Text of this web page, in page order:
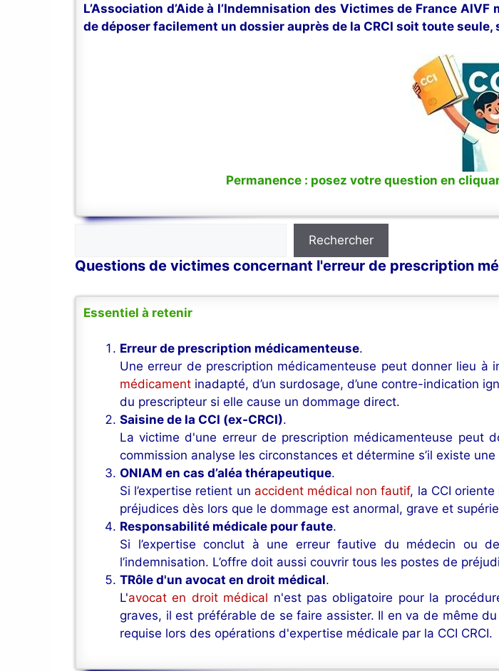
L’Association d’Aide à l’Indemnisation des Victimes de France
de déposer facilement un dossier auprès de la CRCI soit toute
Permanence : posez votre question en
Rechercher
Questions de victimes concernant l'erreur de prescription
Essentiel à retenir
Erreur de prescription médicamenteuse.
Une erreur de prescription médicamenteuse peut donner lieu à
médicament inadapté, d’un surdosage, d’une contre-indication
du prescripteur si elle cause un dommage direct.
Saisine de la CCI (ex-CRCI).
La victime d'une erreur de prescription médicamenteuse peut
commission analyse les circonstances et détermine s’il existe
ONIAM en cas d’aléa thérapeutique.
Si l’expertise retient un accident médical non fautif, la CCI oriente
préjudices dès lors que le dommage est anormal, grave et
Responsabilité médicale pour faute.
Si l’expertise conclut à une erreur fautive du médecin ou
l’indemnisation. L’offre doit aussi couvrir tous les postes de
TRôle d'un avocat en droit médical.
L'avocat en droit médical n'est pas obligatoire pour la
graves, il est préférable de se faire assister. Il en va de même
requise lors des opérations d'expertise médicale par la CCI CRCI.